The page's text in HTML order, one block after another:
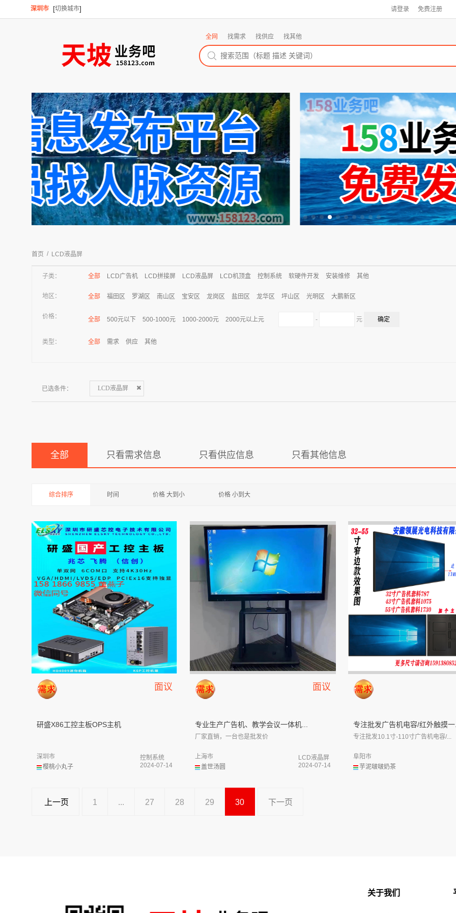
深圳市 [切换城市] 请登录 免费注册
全网 找需求 找供应 找其他
首页 / LCD液晶屏
子类： 全部 LCD广告机 LCD拼接屏 LCD液晶屏 LCD机顶盒 控制系统 软硬件开发 安装维修 其他
地区： 全部 福田区 罗湖区 南山区 宝安区 龙岗区 盐田区 龙华区 坪山区 光明区 大鹏新区
价格： 全部 500元以下 500-1000元 1000-2000元 2000元以上元 - 元
类型： 全部 需求 供应 其他
已选条件： LCD液晶屏
全部 只看需求信息 只看供应信息 只看其他信息
综合排序 时间 价格 大到小 价格 小到大
面议
研盛X86工控主板OPS主机
樱桃小丸子
深圳市
控制系统
2024-07-14
面议
专业生产广告机、教学会议一体机...
厂家直销，一台也是批发价
盖世汤圆
上海市
LCD液晶屏
2024-07-14
专注批发广告机电容/红外触摸
专注批发10.1寸-110寸广告机电容/...
芋泥啵啵奶茶
阜阳市
上一页 1 ... 27 28 29 30 下一页
关于我们